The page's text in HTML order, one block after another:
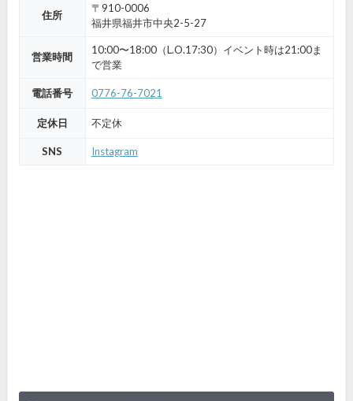
住所
〒910-0006
福井県福井市中央2-5-27
営業時間
10:00〜18:00（L.O.17:30）イベント時は21:00ま
で営業
電話番号 0776-76-7021
定休日 不定休
SNS Instagram